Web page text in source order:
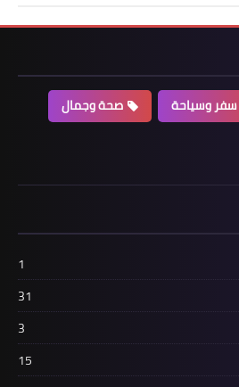
سفر وسياحة
صحة وجمال
1
31
3
15